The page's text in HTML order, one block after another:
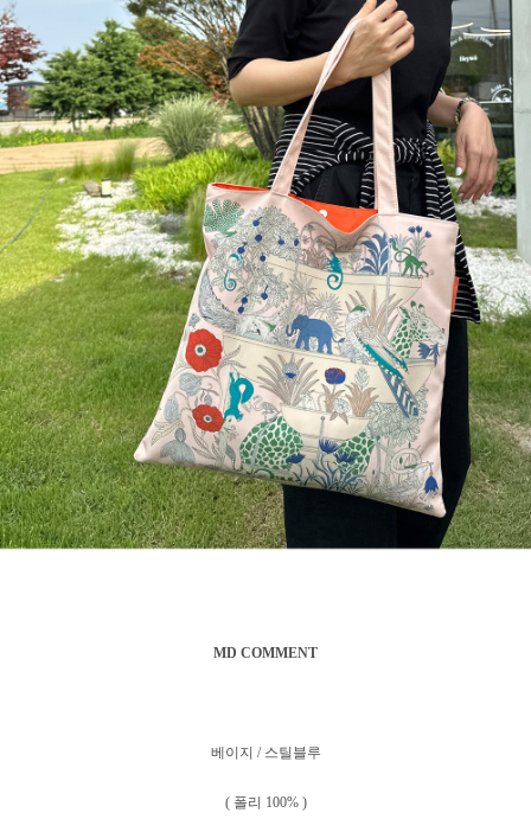
MD COMMENT
베이지 / 스틸블루
( 폴리 100% )